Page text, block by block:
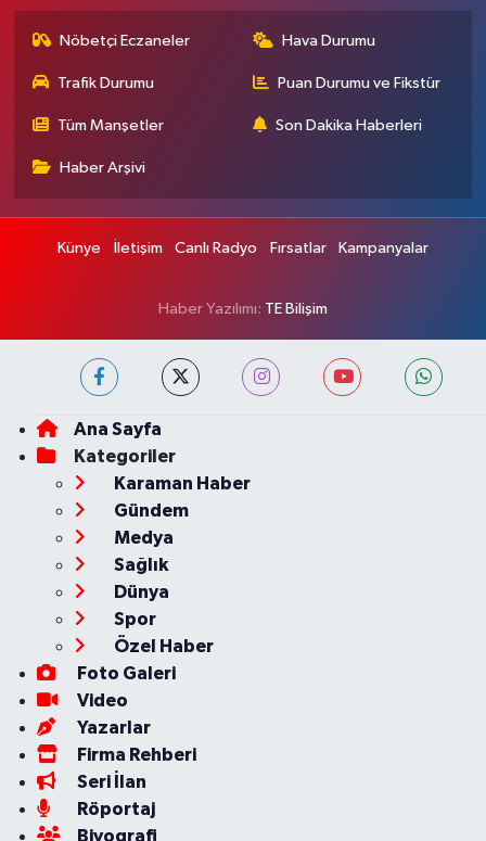
Nöbetçi Eczaneler Hava Durumu
Trafik Durumu Puan Durumu ve Fikstür
Tüm Manşetler Son Dakika Haberleri
Haber Arşivi
Künye İletişim Canlı Radyo Fırsatlar Kampanyalar
Haber Yazılımı: TE Bilişim
Ana Sayfa
Kategoriler
Karaman Haber
Gündem
Medya
Sağlık
Dünya
Spor
Özel Haber
Foto Galeri
Video
Yazarlar
Firma Rehberi
Seri İlan
Röportaj
Biyografi